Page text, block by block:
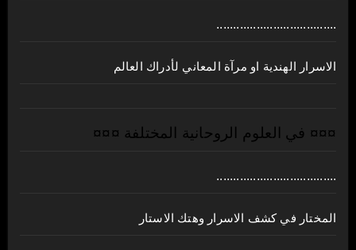
....................................
الاسرار الهندية او مرآة المعاني لأدراك العالم
¤¤¤ في العلوم الروحانية المختلفة ¤¤¤
....................................
المختار في كشف الاسرار وهتك الاستار